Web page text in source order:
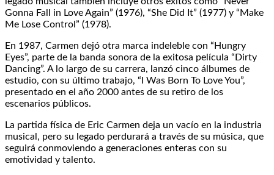
Gonna Fall in Love Again” (1976), “She Did It” (1977) y “Make
Me Lose Control” (1978).
En 1987, Carmen dejó otra marca indeleble con “Hungry
Eyes”, parte de la banda sonora de la exitosa película “Dirty
Dancing”. A lo largo de su carrera, lanzó cinco álbumes de
estudio, con su último trabajo, “I Was Born To Love You”,
presentado en el año 2000 antes de su retiro de los
escenarios públicos.
La partida física de Eric Carmen deja un vacío en la industria
musical, pero su legado perdurará a través de su música, que
seguirá conmoviendo a generaciones enteras con su
emotividad y talento.